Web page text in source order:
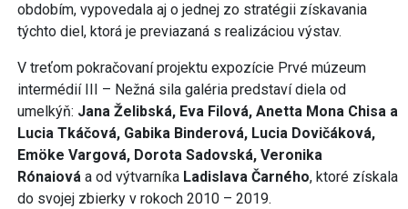
obdobím, vypovedala aj o jednej zo stratégii získavania
týchto diel, ktorá je previazaná s realizáciou výstav.
V treťom pokračovaní projektu expozície Prvé múzeum
intermédií III – Nežná sila galéria predstaví diela od
umelkýň: Jana Želibská, Eva Filová, Anetta Mona Chisa a
Lucia Tkáčová, Gabika Binderová, Lucia Dovičáková,
Emöke Vargová, Dorota Sadovská, Veronika
Rónaiová a od výtvarníka Ladislava Čarného, ktoré získala
do svojej zbierky v rokoch 2010 – 2019.